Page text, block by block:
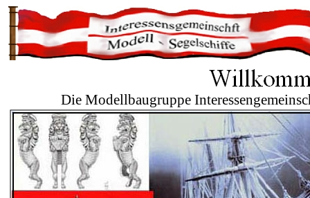
Die Modellbaugruppe
Jahrhundert